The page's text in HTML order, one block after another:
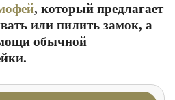
, который предлагает
или пилить замок, а
обычной